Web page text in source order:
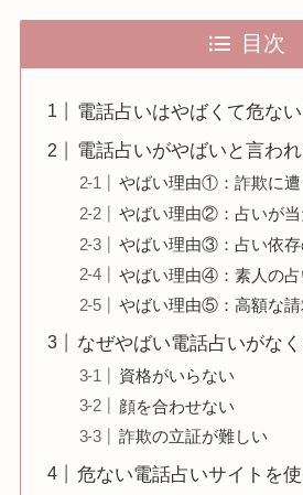
目次
電話占いはやばくて危ない
電話占いがやばいと言わ
やばい理由①：詐欺に遭
やばい理由②：占いが当
やばい理由③：占い依存
やばい理由④：素人の占
やばい理由⑤：高額な請
なぜやばい電話占いがな
資格がいらない
顔を合わせない
詐欺の立証が難しい
危ない電話占いサイトを